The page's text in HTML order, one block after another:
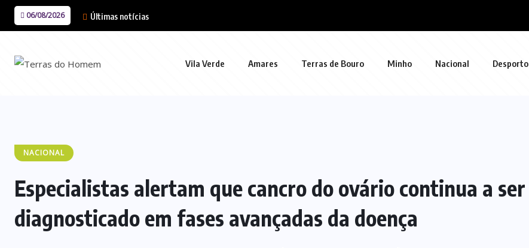
06/08/2026 Últimas notícias
Vila Verde Amares Terras de Bouro Minho Nacional Desporto
NACIONAL
Especialistas alertam que cancro do ovário continua a ser
diagnosticado em fases avançadas da doença